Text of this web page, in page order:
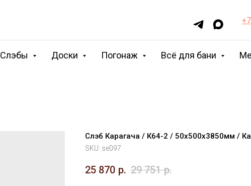
Слэбы Доски Погонаж Всё для бани
Слэб Карагача / К64-2 / 50х500х3850мм /
SKU: se097
25 870 р. 29 751 р.